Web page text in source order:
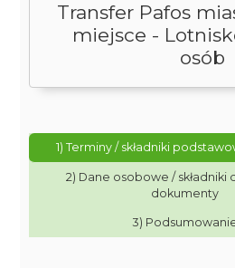
Transfer Pafos
miejsce -
osób
1) Terminy / składniki
2) Dane osobowe /
dokumenty
3)